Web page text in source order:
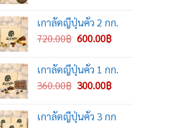
was:
2,000.00฿.
เกาลัดญี่ปุ่นคั่ว 2 กก.
720.00฿ Original
was:
720.00฿.
600.00฿Current
600.00฿.
เกาลัดญี่ปุ่นคั่ว 1 กก.
360.00฿ Original
was:
360.00฿.
300.00฿Current
300.00฿.
เกาลัดญี่ปุ่นคั่ว 3 กก